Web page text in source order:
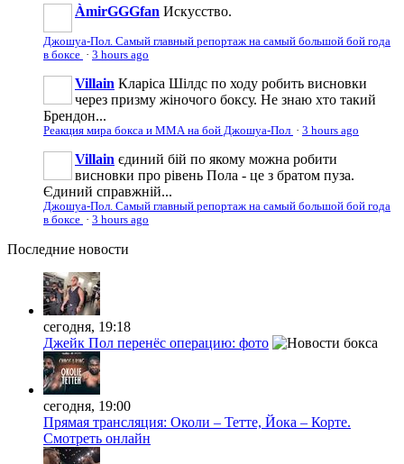
ÀmirGGGfan Искусство.
Джошуа-Пол. Самый главный репортаж на самый большой бой года
в боксе · 3 hours ago
Villain Кларіса Шілдс по ходу робить висновки
через призму жіночого боксу. Не знаю хто такий
Брендон...
Реакция мира бокса и ММА на бой Джошуа-Пол · 3 hours ago
Villain єдиний бій по якому можна робити
висновки про рівень Пола - це з братом пуза.
Єдиний справжній...
Джошуа-Пол. Самый главный репортаж на самый большой бой года
в боксе · 3 hours ago
Последние новости
сегодня, 19:18
Джейк Пол перенёс операцию: фото
сегодня, 19:00
Прямая трансляция: Околи – Тетте, Йока – Корте.
Смотреть онлайн